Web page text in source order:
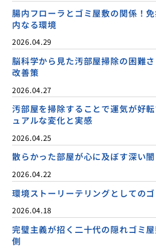
腸内フローラとゴミ屋敷の関係！
内なる環境
2026.04.29
脳科学から見た汚部屋掃除の困難
改善策
2026.04.27
汚部屋を掃除することで運気が好
ュアルな変化と実感
2026.04.25
散らかった部屋が心に及ぼす深い闇
2026.04.22
環境ストーリーテリングとしての
2026.04.18
完璧主義が招く二十代の隠れゴミ
側